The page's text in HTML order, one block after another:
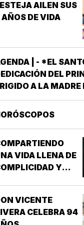
AILEN SUS
DE VIDA
| - *EL
DEL
A LA MADRE
BASÍLICA
LA MAYOR EN
*EL
VIDA LLENA DE
Y
VICENTE
CELEBRA 94